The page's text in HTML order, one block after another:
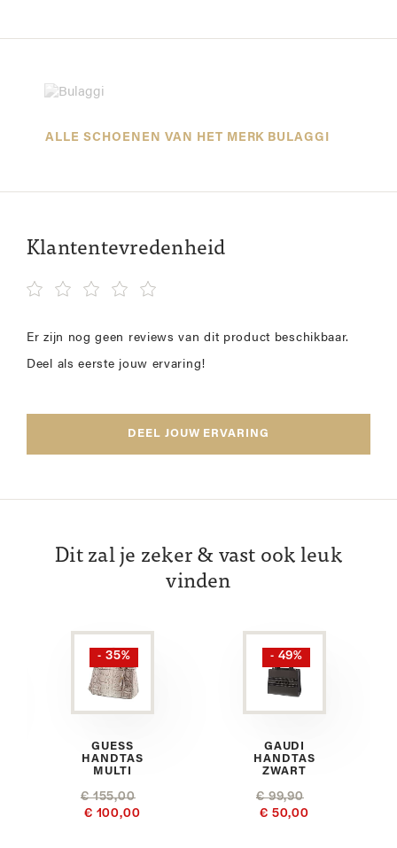
ALLE SCHOENEN VAN HET MERK BULAGGI
Klantentevredenheid
Er zijn nog geen reviews van dit product beschikbaar.
Deel als eerste jouw ervaring!
DEEL JOUW ERVARING
Dit zal je zeker & vast ook leuk
vinden
- 35%
GUESS
HANDTAS
MULTI
€ 155,00
€ 100,00
- 49%
GAUDI
HANDTAS
ZWART
€ 99,90
€ 50,00